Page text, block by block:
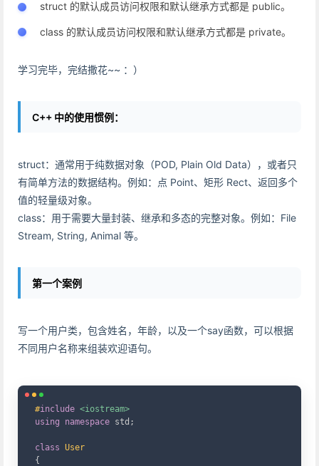
struct 的默认成员访问权限和默认继承方式都是 public。
class 的默认成员访问权限和默认继承方式都是 private。
学习完毕，完结撒花~~ ：）
C++ 中的使用惯例：
struct：通常用于纯数据对象（POD, Plain Old Data），或者只
有简单方法的数据结构。例如：点 Point、矩形 Rect、返回多个
值的轻量级对象。
class：用于需要大量封装、继承和多态的完整对象。例如：File
Stream, String, Animal 等。
第一个案例
写一个用户类，包含姓名，年龄，以及一个say函数，可以根据
不同用户名称来组装欢迎语句。
#include <iostream>
using
namespace std ;
class User
{